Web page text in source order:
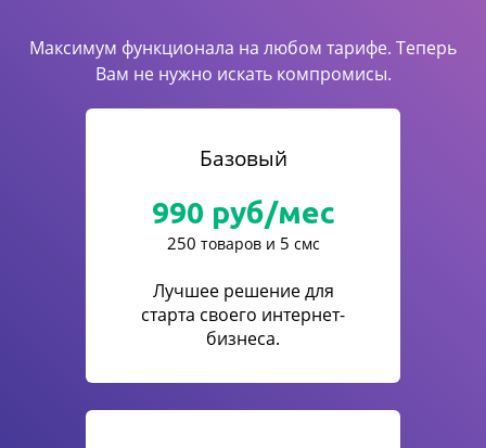
Максимум функционала на любом тарифе. Теперь
Вам не нужно искать компромисы.
Базовый
990 руб/мес
250 товаров и 5 смс
Лучшее решение для
старта своего интернет-
бизнеса.